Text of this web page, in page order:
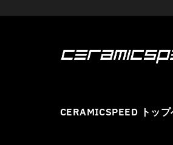
CERAMICSPEED トップ